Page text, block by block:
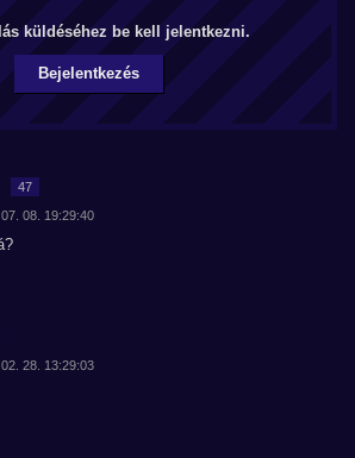
küldéséhez be kell jelentkezni.
Bejelentkezés
47
08. 19:29:40
28. 13:29:03